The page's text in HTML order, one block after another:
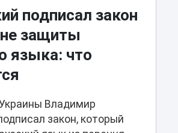
подписал закон
защиты
языка: что
Владимир
закон, который